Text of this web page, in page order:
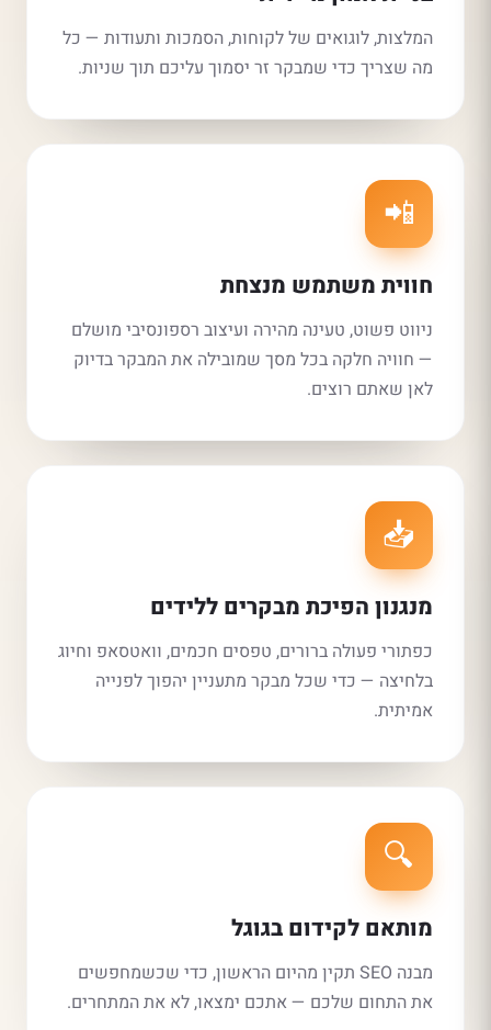
המלצות, לוגואים של לקוחות, הסמכות ותעודות — כל
מה שצריך כדי שמבקר זר יסמוך עליכם תוך שניות.
📲
חווית משתמש מנצחת
ניווט פשוט, טעינה מהירה ועיצוב רספונסיבי מושלם
— חוויה חלקה בכל מסך שמובילה את המבקר בדיוק
לאן שאתם רוצים.
📥
מנגנון הפיכת מבקרים ללידים
כפתורי פעולה ברורים, טפסים חכמים, וואטסאפ וחיוג
בלחיצה — כדי שכל מבקר מתעניין יהפוך לפנייה
אמיתית.
🔍
מותאם לקידום בגוגל
מבנה SEO תקין מהיום הראשון, כדי שכשמחפשים
את התחום שלכם — אתכם ימצאו, לא את המתחרים.